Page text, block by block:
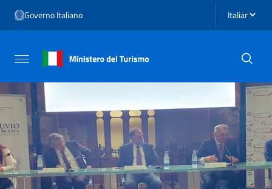
Vai al menu di navigazione
Vai al footer
Governo Italiano Seleziona
Attiva / disattiva la navigazione